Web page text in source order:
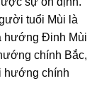
tuổi Mùi là
hướng Đinh Mùi
chính Bắc,
hướng chính